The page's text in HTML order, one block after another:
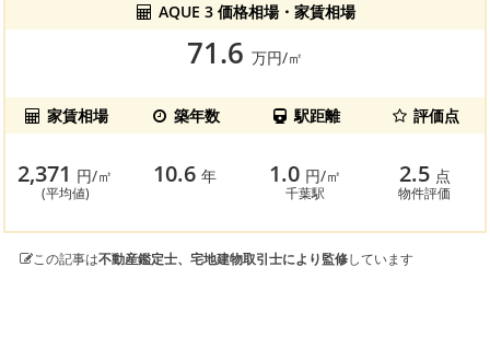
AQUE 3 価格相場・家賃相場
71.6 万円/㎡
家賃相場 築年数 駅距離 評価点
2,371 円/㎡
(平均値)
10.6年 1.0 円/㎡
千葉駅
2.5 点
物件評価
この記事は不動産鑑定士、宅地建物取引士により監修しています